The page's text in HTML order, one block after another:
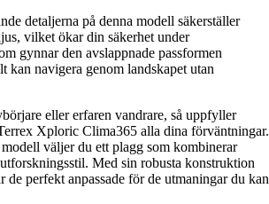
detaljerna på denna modell säkerställer
vilket ökar din säkerhet under
gynnar den avslappnade passformen
kan navigera genom landskapet utan
eller erfaren vandrare, så uppfyller
Xploric Clima365 alla dina förväntningar.
väljer du ett plagg som kombinerar
Med sin robusta konstruktion
de perfekt anpassade för de utmaningar du kan